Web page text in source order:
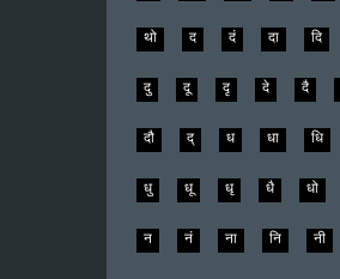
थो द दं दा दि
दु दू दृ दे दै
दौ द् ध धा धि
धु धू धृ धै धो
न नं ना नि नी